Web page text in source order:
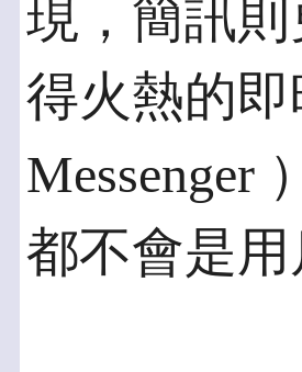
現，簡訊
得火熱的
Messenger
都不會是